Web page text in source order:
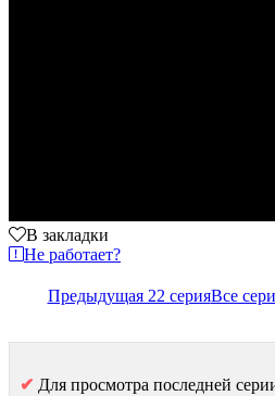
В закладки
Не работает?
Предыдущая 22 серияВсе
✔ Для просмотра последней